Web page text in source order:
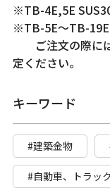
※TB-4E,5E
※TB-5E～TB-19E
ご注文の際には
定ください。
キーワード
#建築金物
#自動車、トラッ